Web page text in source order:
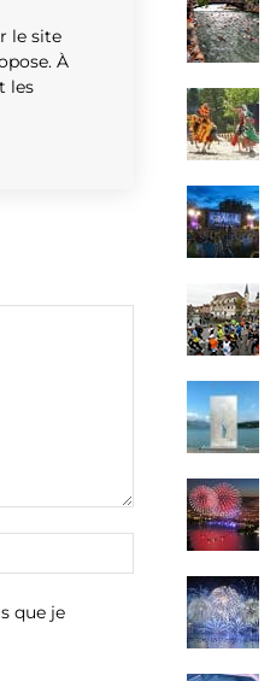
le site
À
les
:
que je